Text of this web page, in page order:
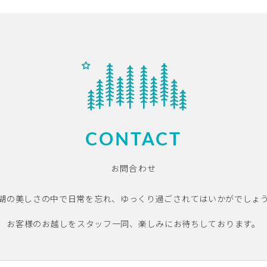
CONTACT
お問合わせ
の美しさの中で日常を忘れ、ゆっくり過ごされてはいかがでしょ
お客様のお越しをスタッフ一同、楽しみにお待ちしております。